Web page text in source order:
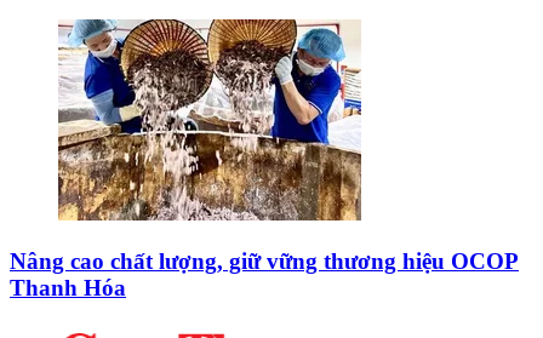
Nâng cao chất lượng, giữ vững thương hiệu OCOP
Thanh Hóa